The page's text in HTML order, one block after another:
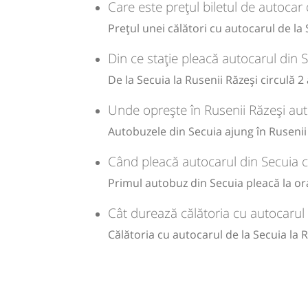
65lei
Sursa: Trans Olteanu Tour SRL | Ultima actualizare: 07/2026
Durată:
04min
Zile de
L M
65lei
Sursa: Trans Olteanu Tour SRL| Ultima actualizare:01/2026
Care este prețul biletul de autocar
Prețul unei călători cu autocarul de la
Din ce stație pleacă autocarul din
De la Secuia la Rusenii Răzeși circulă
Unde oprește în Rusenii Răzeși
Autobuzele din Secuia ajung în
Când pleacă autocarul din Secuia
Primul autobuz din Secuia pleacă la
Cât durează călătoria cu
Călătoria cu autocarul de la Secuia la